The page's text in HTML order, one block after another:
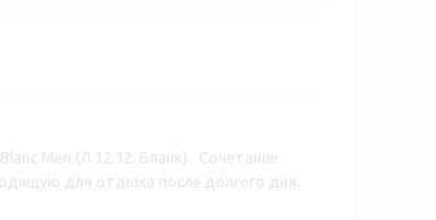
Men (Л 12.12. Бланк). Сочетание
для отдыха после долгого дня.